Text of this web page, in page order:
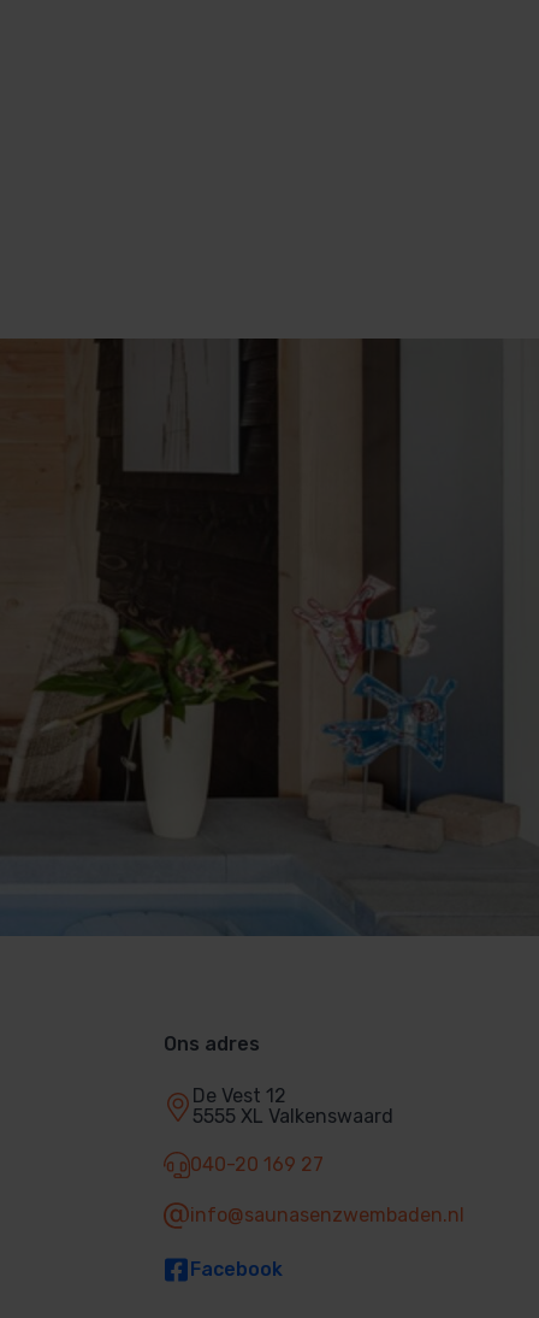
Ons adres
De Vest 12
5555 XL Valkenswaard
040-20 169 27
info@saunasenzwembaden.nl
Facebook